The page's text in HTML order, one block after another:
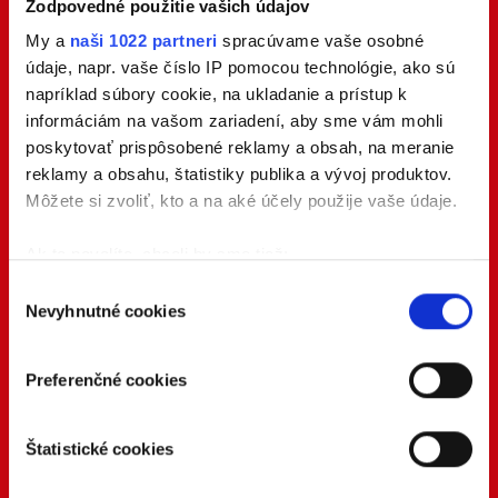
Zodpovedné použitie vašich údajov
My a naši 1022 partneri spracúvame vaše osobné
údaje, napr. vaše číslo IP pomocou technológie, ako sú
napríklad súbory cookie, na ukladanie a prístup k
informáciám na vašom zariadení, aby sme vám mohli
poskytovať prispôsobené reklamy a obsah, na meranie
reklamy a obsahu, štatistiky publika a vývoj produktov.
Môžete si zvoliť, kto a na aké účely použije vaše údaje.
polohe s presnosťou na niekoľko metrov
skenovaním konkrétnych charakteristík (odtlačky
prstov).
údaje, nájdete v časti s
. Súhlas
súhlasu
Nevyhnutné cookies
Preferenčné cookies
Štatistické cookies